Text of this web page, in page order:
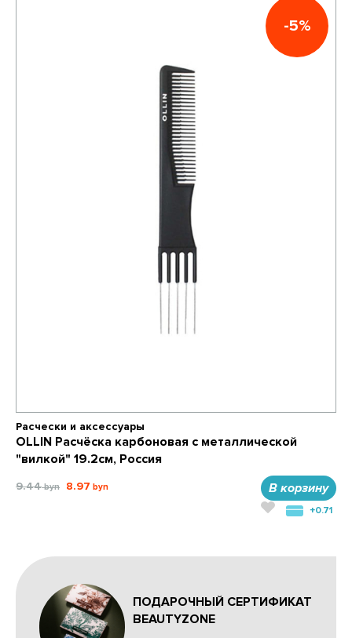
-5%
Расчески и аксессуары
OLLIN Расчёска карбоновая с металлической
"вилкой" 19.2см, Россия
9.44 8.97 В корзину
+0.71
ПОДАРОЧНЫЙ СЕРТИФИКАТ
BEAUTYZONE